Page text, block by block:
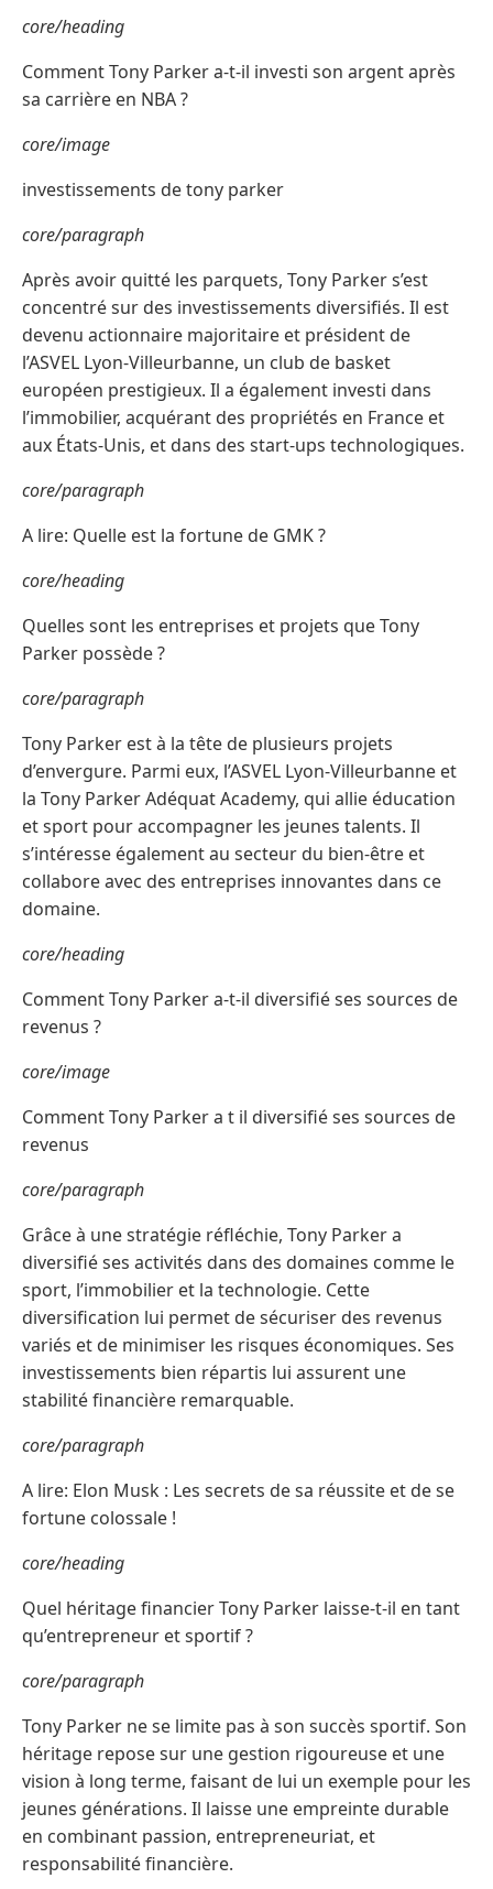
core/heading
Comment Tony Parker a-t-il investi son argent après
sa carrière en NBA ?
core/image
investissements de tony parker
core/paragraph
Après avoir quitté les parquets, Tony Parker s’est
concentré sur des investissements diversifiés. Il est
devenu actionnaire majoritaire et président de
l’ASVEL Lyon-Villeurbanne, un club de basket
européen prestigieux. Il a également investi dans
l’immobilier, acquérant des propriétés en France et
aux États-Unis, et dans des start-ups technologiques.
core/paragraph
A lire: Quelle est la fortune de GMK ?
core/heading
Quelles sont les entreprises et projets que Tony
Parker possède ?
core/paragraph
Tony Parker est à la tête de plusieurs projets
d’envergure. Parmi eux, l’ASVEL Lyon-Villeurbanne et
la Tony Parker Adéquat Academy, qui allie éducation
et sport pour accompagner les jeunes talents. Il
s’intéresse également au secteur du bien-être et
collabore avec des entreprises innovantes dans ce
domaine.
core/heading
Comment Tony Parker a-t-il diversifié ses sources de
revenus ?
core/image
Comment Tony Parker a t il diversifié ses sources de
revenus
core/paragraph
Grâce à une stratégie réfléchie, Tony Parker a
diversifié ses activités dans des domaines comme le
sport, l’immobilier et la technologie. Cette
diversification lui permet de sécuriser des revenus
variés et de minimiser les risques économiques. Ses
investissements bien répartis lui assurent une
stabilité financière remarquable.
core/paragraph
A lire: Elon Musk : Les secrets de sa réussite et de se
fortune colossale !
core/heading
Quel héritage financier Tony Parker laisse-t-il en tant
qu’entrepreneur et sportif ?
core/paragraph
Tony Parker ne se limite pas à son succès sportif. Son
héritage repose sur une gestion rigoureuse et une
vision à long terme, faisant de lui un exemple pour les
jeunes générations. Il laisse une empreinte durable
en combinant passion, entrepreneuriat, et
responsabilité financière.